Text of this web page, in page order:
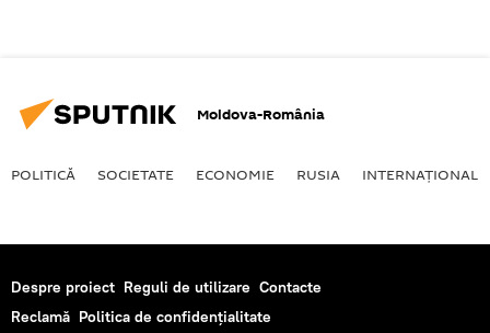
Moldova-România
POLITICĂ SOCIETATE ECONOMIE RUSIA INTERNAŢIONAL
Despre proiect Reguli de utilizare Contacte
Reclamă Politica de confidențialitate